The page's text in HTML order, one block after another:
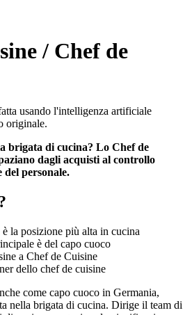
/ Chef de
usando l'intelligenza artificiale
originale.
brigata di cucina? Lo Chef de
dagli acquisti al controllo
del personale.
la posizione più alta in cucina
è del capo cuoco
a Chef de Cuisine
dello chef de cuisine
come capo cuoco in Germania,
nella brigata di cucina. Dirige il team di